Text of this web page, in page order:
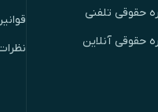
حقوقی تلفنی
حقوقی آنلاین